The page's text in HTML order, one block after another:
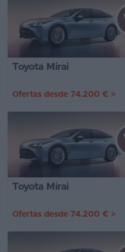
Toyota Mirai
Ofertas desde 74.200 € >
Toyota Mirai
Ofertas desde 74.200 € >